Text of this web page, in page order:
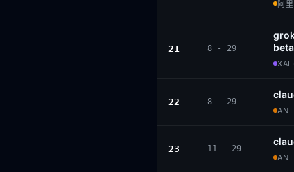
阿
21 8 - 29
XAI
22 8 - 29
23 11 - 29